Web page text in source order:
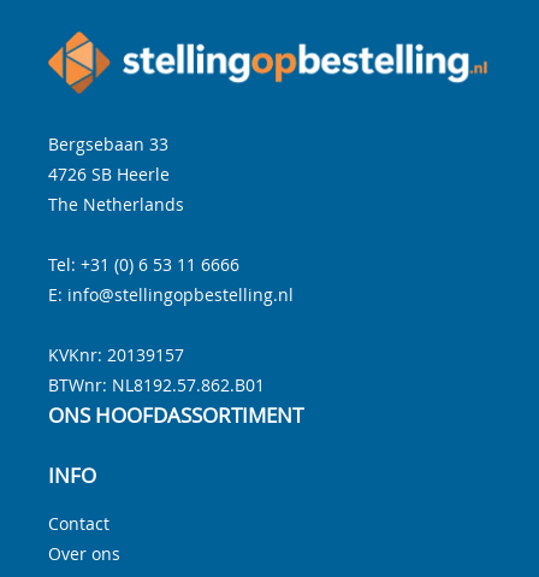
Bergsebaan 33
4726 SB Heerle
The Netherlands
Tel: +31 (0) 6 53 11 6666
E: info@stellingopbestelling.nl
KVKnr: 20139157
BTWnr: NL8192.57.862.B01
ONS HOOFDASSORTIMENT
INFO
Contact
Over ons